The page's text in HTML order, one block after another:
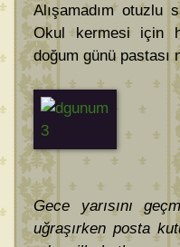
Alışamadım
Okul kermesi için
doğum günü
Gece yarısını
uğraşırken posta